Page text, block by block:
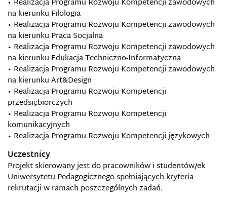
• Realizacja Programu Rozwoju Kompetencji zawodowych
na kierunku Filologia
• Realizacja Programu Rozwoju Kompetencji zawodowych
na kierunku Praca Socjalna
• Realizacja Programu Rozwoju Kompetencji zawodowych
na kierunku Edukacja Techniczno-Informatyczna
• Realizacja Programu Rozwoju Kompetencji zawodowych
na kierunku Art&Design
• Realizacja Programu Rozwoju Kompetencji
przedsiębiorczych
• Realizacja Programu Rozwoju Kompetencji
komunikacyjnych
• Realizacja Programu Rozwoju Kompetencji językowych
Uczestnicy
Projekt skierowany jest do pracowników i studentów/ek
Uniwersytetu Pedagogicznego spełniających kryteria
rekrutacji w ramach poszczególnych zadań.